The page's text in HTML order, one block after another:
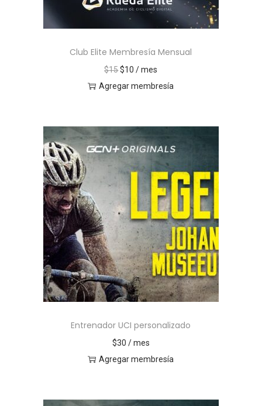
Club Elite Membresía Mensual
$15$10 / mes
Agregar membresía
Entrenador UCI personalizado
$30 / mes
Agregar membresía